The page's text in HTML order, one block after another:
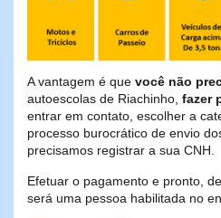
A vantagem é que você não
autoescolas de Riachinho, fazer
entrar em contato, escolher a
processo burocrático de envio
precisamos registrar a sua CNH.
Efetuar o pagamento e pronto,
será uma pessoa habilitada no